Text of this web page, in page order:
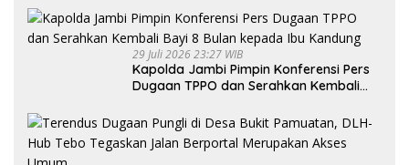
29 Juli 2026 23:27 WIB
Kapolda Jambi Pimpin Konferensi Pers
Dugaan TPPO dan Serahkan Kembali